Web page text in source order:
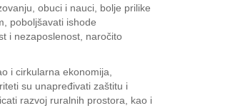
obuci i nauci, bolje prilike
poboljšavati ishode
i nezaposlenost, naročito
i cirkularna ekonomija,
su unapređivati zaštitu i
razvoj ruralnih prostora, kao i